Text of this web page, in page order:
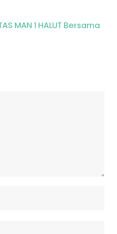
MAN 1 HALUT Bersama